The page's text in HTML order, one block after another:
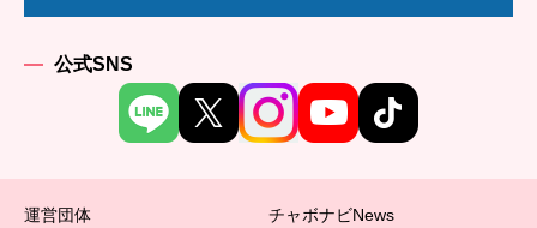
公式SNS
運営団体 チャボナビNews